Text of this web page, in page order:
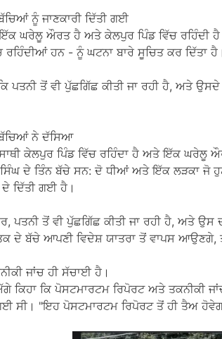
ਨੂੰ ਜਾਣਕਾਰੀ ਦਿੱਤੀ ਗਈ
ਇੱਕ ਘਰੇਲੂ ਔਰਤ ਹੈ ਅਤੇ ਕੇਲਪੁਰ ਪਿੰਡ ਵਿੱਚ
ਰਹਿੰਦੀਆਂ ਹਨ - ਨੂੰ ਘਟਨਾ ਬਾਰੇ ਸੂਚਿਤ ਕਰ ਦਿੱਤਾ ਹੈ।
ਪਤਨੀ ਤੋਂ ਵੀ ਪੁੱਛਗਿੱਛ ਕੀਤੀ ਜਾ ਰਹੀ ਹੈ, ਅਤੇ
ਨੇ ਦੱਸਿਆ
ਕੇਲਪੁਰ ਪਿੰਡ ਵਿੱਚ ਰਹਿੰਦਾ ਹੈ ਅਤੇ ਇੱਕ ਘਰੇਲੂ
ਦੇ ਤਿੰਨ ਬੱਚੇ ਸਨ: ਦੋ ਧੀਆਂ ਅਤੇ ਇੱਕ ਲੜਕਾ ਜੋ
ਦੇ ਦਿੱਤੀ ਗਈ ਹੈ।
ਪਤਨੀ ਤੋਂ ਵੀ ਪੁੱਛਗਿੱਛ ਕੀਤੀ ਜਾ ਰਹੀ ਹੈ, ਅਤੇ
ਦੇ ਬੱਚੇ ਆਪਣੀ ਵਿਦੇਸ਼ ਯਾਤਰਾ ਤੋਂ ਵਾਪਸ ਆਉਣਗੇ,
ਜਾਂਚ ਹੀ ਸੱਚਾਈ ਹੈ।
ਕਿਹਾ ਕਿ ਪੋਸਟਮਾਰਟਮ ਰਿਪੋਰਟ ਅਤੇ ਤਕਨੀਕੀ
ਸੀ। "ਇਹ ਪੋਸਟਮਾਰਟਮ ਰਿਪੋਰਟ ਤੋਂ ਹੀ ਤੈਅ